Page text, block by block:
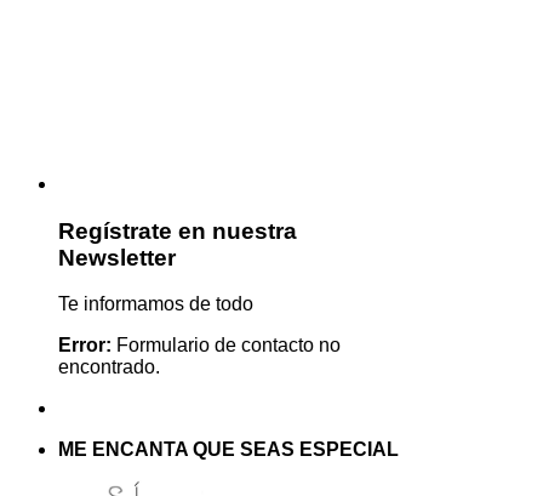
Regístrate en nuestra
Newsletter
Te informamos de todo
Error: Formulario de contacto no
encontrado.
ME ENCANTA QUE SEAS ESPECIAL